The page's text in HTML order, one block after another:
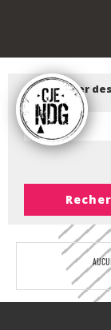
Rechercher